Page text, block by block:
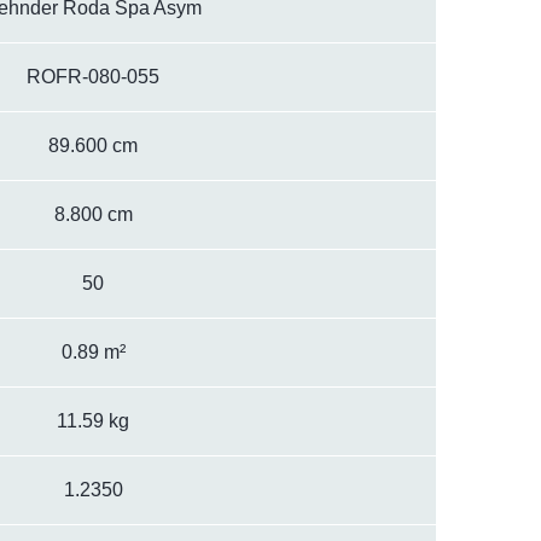
Roda Spa Asym
ROFR-080-055
89.600 cm
8.800 cm
50
0.89 m²
11.59 kg
1.2350